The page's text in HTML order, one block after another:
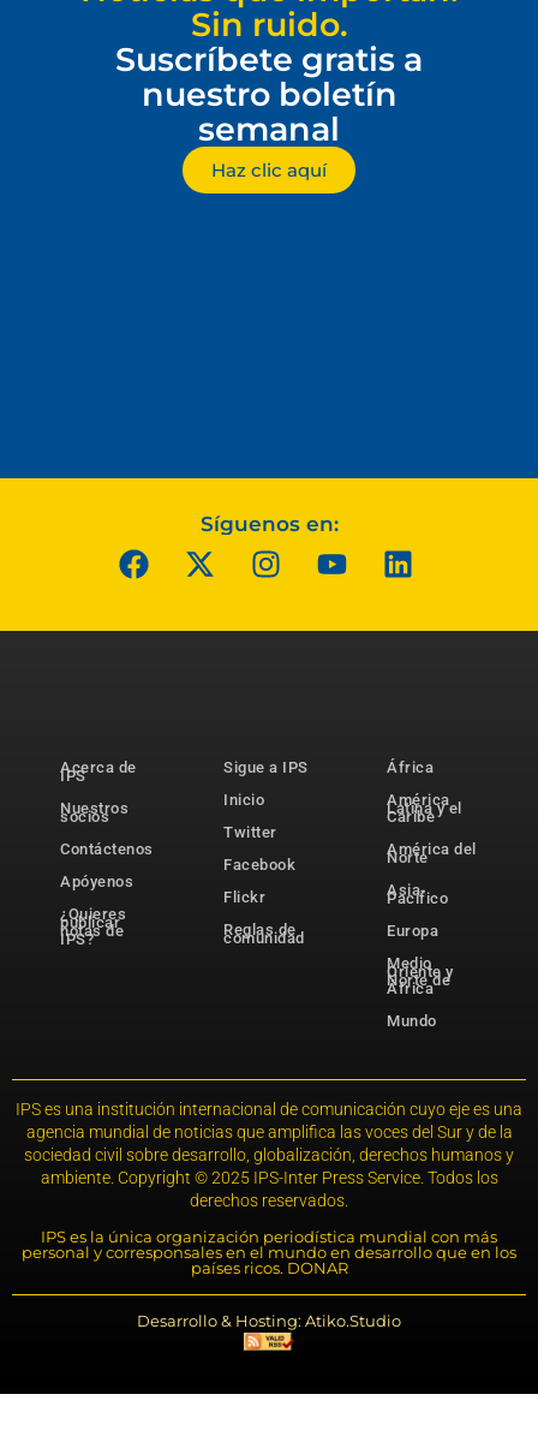
Sin ruido.
Suscríbete gratis a
nuestro boletín
semanal
Haz clic aquí
Síguenos en:
Acerca de
IPS
Nuestros
socios
Contáctenos
Apóyenos
¿Quieres
publicar
notas de
IPS?
Sigue a IPS
Inicio
Twitter
Facebook
Flickr
Reglas de
comunidad
África
América
Latina y el
Caribe
América del
Norte
Asia-
Pacífico
Europa
Medio
Oriente y
Norte de
África
Mundo
IPS es una institución internacional de comunicación cuyo eje es una
agencia mundial de noticias que amplifica las voces del Sur y de la
sociedad civil sobre desarrollo, globalización, derechos humanos y
ambiente. Copyright © 2025 IPS-Inter Press Service. Todos los
derechos reservados.
IPS es la única organización periodística mundial con más
personal y corresponsales en el mundo en desarrollo que en los
países ricos. DONAR
Desarrollo & Hosting: Atiko.Studio